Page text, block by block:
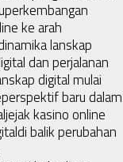
perkembangan
ke arah
lanskap
dan perjalanan
digital mulai
perspektif baru dalam
jejak kasino online
di balik perubahan